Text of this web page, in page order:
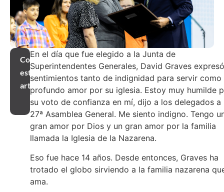
Compartir
este
artículo
En el día que fue elegido a la Junta de
Superintendentes Generales, David Graves expresó
sentimientos tanto de indignidad para servir como
profundo amor por su iglesia. Estoy muy humilde
su voto de confianza en mí, dijo a los delegados a
27ª Asamblea General. Me siento indigno. Tengo
gran amor por Dios y un gran amor por la familia
llamada la Iglesia de la Nazarena.
Eso fue hace 14 años. Desde entonces, Graves ha
trotado el globo sirviendo a la familia nazarena
ama.